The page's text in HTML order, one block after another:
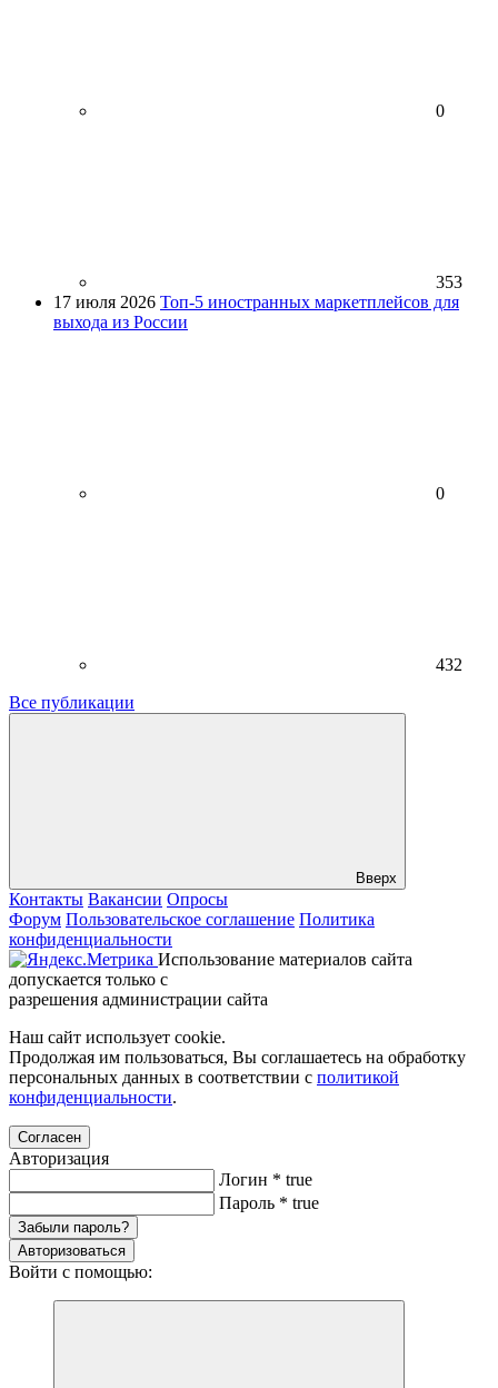
0
353
17 июля 2026 Топ-5 иностранных маркетплейсов для
выхода из России
0
432
Все публикации
Вверх
Контакты Вакансии Опросы
Форум Пользовательское соглашение Политика
конфиденциальности
Использование материалов сайта
допускается только с
разрешения администрации сайта
Наш сайт использует cookie.
Продолжая им пользоваться, Вы соглашаетесь на обработку
персональных данных в соответствии с политикой
конфиденциальности.
Согласен
Авторизация
Логин * true
Пароль * true
Забыли пароль?
Авторизоваться
Войти с помощью: